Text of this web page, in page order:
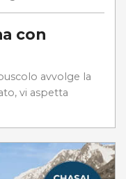
con
avvolge la
vi aspetta